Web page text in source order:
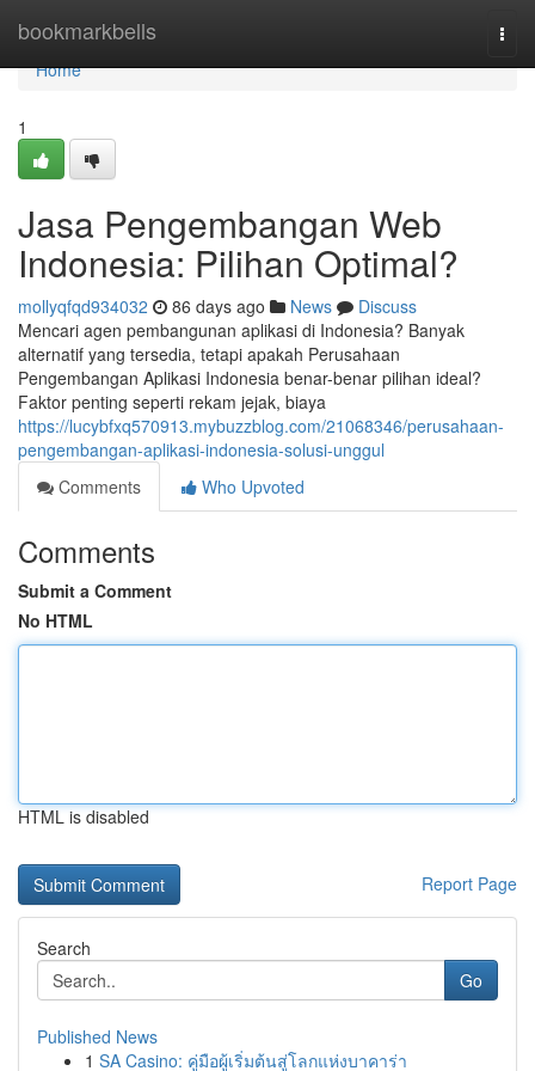
bookmarkbells
Home
Home
1
Jasa Pengembangan Web
Indonesia: Pilihan Optimal?
mollyqfqd934032 86 days ago News
Discuss
Mencari agen pembangunan aplikasi di Indonesia? Banyak
alternatif yang tersedia, tetapi apakah Perusahaan
Pengembangan Aplikasi Indonesia benar-benar pilihan ideal?
Faktor penting seperti rekam jejak, biaya
https://lucybfxq570913.mybuzzblog.com/21068346/perusahaan-
pengembangan-aplikasi-indonesia-solusi-unggul
Comments
Who Upvoted
Comments
Submit a Comment
No HTML
HTML is disabled
Report Page
Search
Go
Published News
1 SA Casino: คู่มือผู้เริ่มต้นสู่โลกแห่งบาคาร่า